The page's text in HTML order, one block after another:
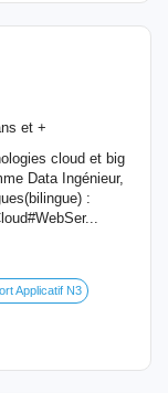
et +
cloud et big
Data Ingénieur,
:
Applicatif N3